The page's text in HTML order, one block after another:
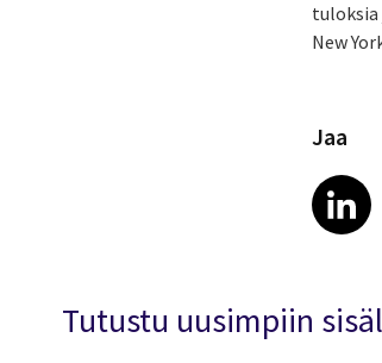
tuloksia
New
Jaa
Tutustu uusimpiin